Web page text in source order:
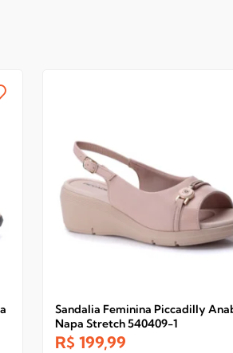
Sandalia Feminina Piccadilly
Napa Stretch 540409-1
R$ 199,99